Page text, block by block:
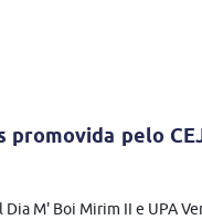
promovida pelo
M' Boi Mirim II e UPA